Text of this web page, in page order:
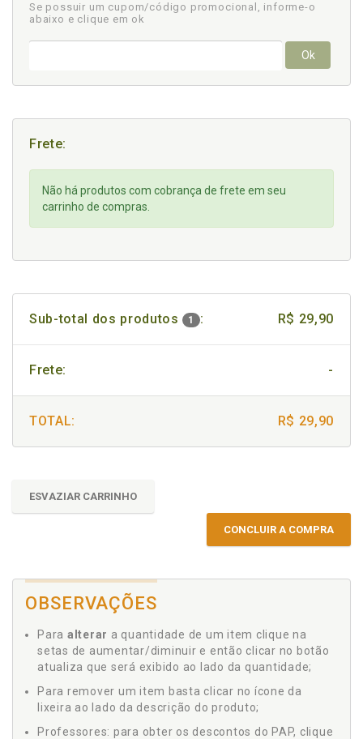
Se possuir um cupom/código promocional, informe-o
abaixo e clique em ok
Ok
Frete:
Não há produtos com cobrança de frete em seu
carrinho de compras.
Sub-total dos produtos 1 : R$ 29,90
Frete: -
TOTAL: R$ 29,90
ESVAZIAR CARRINHO
CONCLUIR A COMPRA
OBSERVAÇÕES
Para alterar a quantidade de um item clique na
setas de aumentar/diminuir e então clicar no botão
atualiza que será exibido ao lado da quantidade;
Para remover um item basta clicar no ícone da
lixeira ao lado da descrição do produto;
Professores: para obter os descontos do PAP, clique